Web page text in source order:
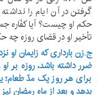
گرفتن در آن ایام را
حکم او چیست؟ آیا کفّاره
تأخیر او در قضای روزه چه
ج.زن بارداری که زایمان
ضرر داشته باشد، روزه
برای هر روز یک مدّ طعام؛
بدهد و بعد از ماه رمضان